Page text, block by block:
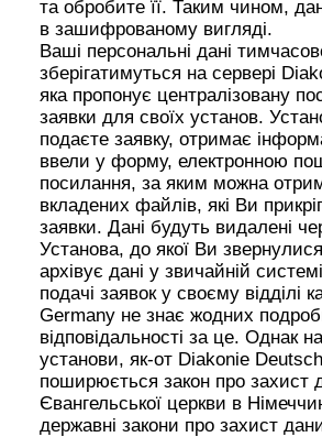
та обробите її. Таким чином,
в зашифрованому вигляді.
Ваші персональні дані
зберігатимуться на сервері
яка пропонує централізовану
заявки для своїх установ.
подаєте заявку, отримає
ввели у форму, електронною
посилання, за яким можна
вкладених файлів, які Ви
заявки. Дані будуть видалені
Установа, до якої Ви
архівує дані у звичайній
подачі заявок у своєму відділі
Germany не знає жодних
відповідальності за це. Однак
установи, як-от Diakonie
поширюється закон про захист
Євангельської церкви в
державні закони про захист